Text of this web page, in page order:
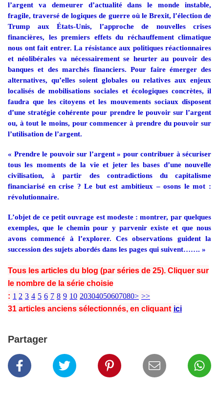
l’argent va demeurer d’actualité dans le monde instable,
fragile, traversé de logiques de guerre où le Brexit, l’élection de
Trump aux États-Unis, l’approche de nouvelles crises
financières, les premiers effets du réchauffement climatique
nous ont fait entrer. La résistance aux politiques réactionnaires
et néolibérales va nécessairement se heurter au pouvoir des
banques et des marchés financiers. Pour faire émerger des
alternatives, qu’elles soient globales ou relatives aux enjeux
localisés de mobilisations sociales et écologiques concrètes, il
faudra que les citoyens et les mouvements sociaux disposent
d’une stratégie cohérente pour prendre le pouvoir sur l’argent
ou, à tout le moins, pour commencer à prendre du pouvoir sur
l’utilisation de l’argent.
« Prendre le pouvoir sur l’argent » pour contribuer à sécuriser
tous les moments de la vie et jeter les bases d’une nouvelle
civilisation, à partir des contradictions du capitalisme
financiarisé en crise ? Le but est ambitieux – osons le mot :
révolutionnaire.
L’objet de ce petit ouvrage est modeste : montrer, par quelques
exemples, que le chemin pour y parvenir existe et que nous
avons commencé à l’explorer. Ces observations guident la
succession des sujets abordés dans les pages qui suivent……. »
Tous les articles du blog (par séries de 25). Cliquer sur
le nombre de la série choisie
: 1 2 3 4 5 6 7 8 9 10 20304050607080> >>
31 articles anciens sélectionnés, en cliquant ici
Partager